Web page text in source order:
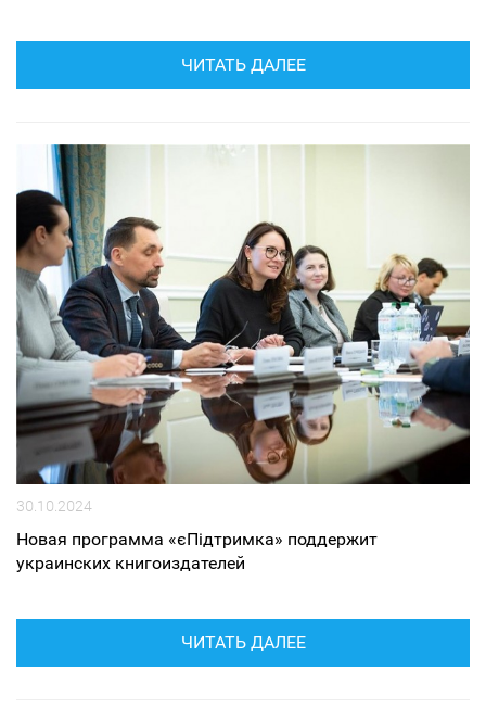
ЧИТАТЬ ДАЛЕЕ
30.10.2024
Новая программа «єПідтримка» поддержит
украинских книгоиздателей
ЧИТАТЬ ДАЛЕЕ